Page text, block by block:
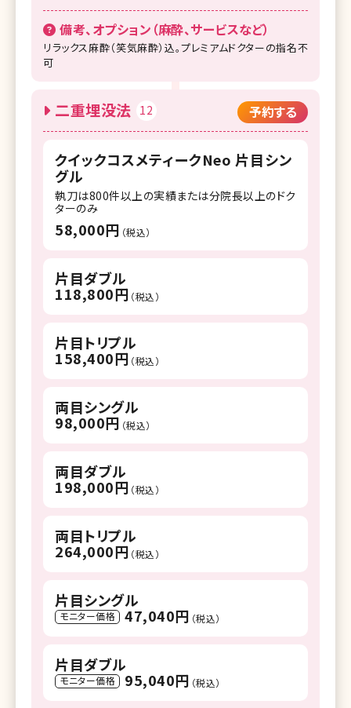
備考、オプション（麻酔、サービスなど）
リラックス麻酔（笑気麻酔）込。プレミアムドクターの指名不
可
二重埋没法 12 予約する
クイックコスメティークNeo 片目シン
グル
執刀は800件以上の実績または分院長以上のドク
ターのみ
58,000円 （税込）
片目ダブル
118,800円 （税込）
片目トリプル
158,400円 （税込）
両目シングル
98,000円 （税込）
両目ダブル
198,000円 （税込）
両目トリプル
264,000円 （税込）
片目シングル
モニター価格 47,040円 （税込）
片目ダブル
モニター価格 95,040円 （税込）